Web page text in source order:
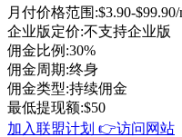
月付价格范围 :$3.90-$99.90/
企业版定价:不支持企业版
佣金比例 :30%
佣金周期:终身
佣金类型:持续佣金
最低提现额:$50
加入联盟计划 👉访问网站